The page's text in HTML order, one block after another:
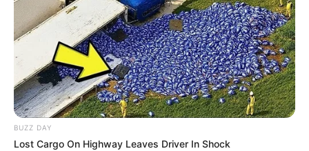
Hoje em dia, além desses tipos de linhas, você
pode utilizar: barbante, linhas próprias para o
macramê, fitas e até mesmo linhas de crochê.
A sua escolha vai depender de qual peça será
produzida e qual acabamento você está
buscando.
BUZZ DAY
Lost Cargo On Highway Leaves Driver In Shock